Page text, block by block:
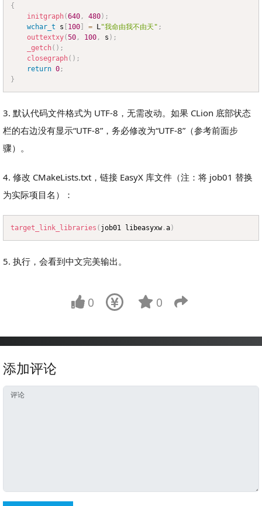
{
initgraph(640 , 480) ;
wchar_t s 100 = L"我命由我不由天" ;
outtextxy(50 , 100 , s ) ;
_getch( ) ;
closegraph( ) ;
return 0 ;
}
3. 默认代码文件格式为 UTF-8，无需改动。如果 CLion 底部状态
栏的右边没有显示“UTF-8”，务必修改为“UTF-8”（参考前面步
骤）。
4. 修改 CMakeLists.txt，链接 EasyX 库文件（注：将 job01 替换
为实际项目名）：
target_link_libraries ( job01 libeasyxw.a)
5. 执行，会看到中文完美输出。
0 0
添加评论